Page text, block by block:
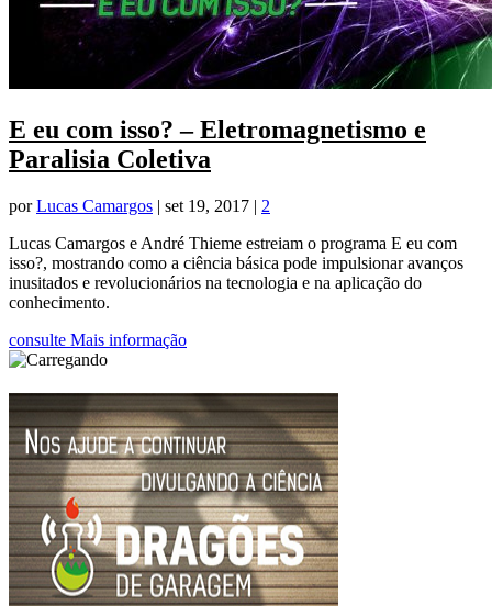
E eu com isso? – Eletromagnetismo e
Paralisia Coletiva
porLucas Camargos | set 19, 2017 | 2
Lucas Camargos e André Thieme estreiam o programa E eu com
isso?, mostrando como a ciência básica pode impulsionar avanços
inusitados e revolucionários na tecnologia e na aplicação do
conhecimento.
consulte Mais informação